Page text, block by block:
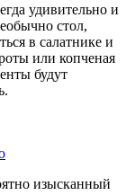
удивительно и
стол,
в салатнике и
или копченая
будут
изысканный